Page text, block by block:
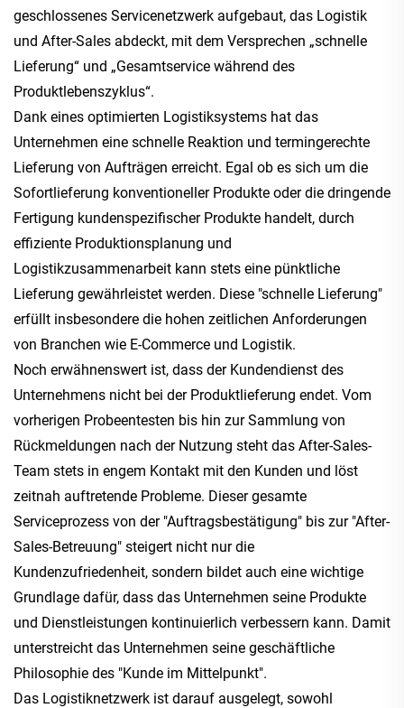
geschlossenes Servicenetzwerk aufgebaut, das Logistik
und After-Sales abdeckt, mit dem Versprechen „schnelle
Lieferung“ und „Gesamtservice während des
Produktlebenszyklus“.
Dank eines optimierten Logistiksystems hat das
Unternehmen eine schnelle Reaktion und termingerechte
Lieferung von Aufträgen erreicht. Egal ob es sich um die
Sofortlieferung konventioneller Produkte oder die dringende
Fertigung kundenspezifischer Produkte handelt, durch
effiziente Produktionsplanung und
Logistikzusammenarbeit kann stets eine pünktliche
Lieferung gewährleistet werden. Diese "schnelle Lieferung"
erfüllt insbesondere die hohen zeitlichen Anforderungen
von Branchen wie E-Commerce und Logistik.
Noch erwähnenswert ist, dass der Kundendienst des
Unternehmens nicht bei der Produktlieferung endet. Vom
vorherigen Probeentesten bis hin zur Sammlung von
Rückmeldungen nach der Nutzung steht das After-Sales-
Team stets in engem Kontakt mit den Kunden und löst
zeitnah auftretende Probleme. Dieser gesamte
Serviceprozess von der "Auftragsbestätigung" bis zur "After-
Sales-Betreuung" steigert nicht nur die
Kundenzufriedenheit, sondern bildet auch eine wichtige
Grundlage dafür, dass das Unternehmen seine Produkte
und Dienstleistungen kontinuierlich verbessern kann. Damit
unterstreicht das Unternehmen seine geschäftliche
Philosophie des "Kunde im Mittelpunkt".
Das Logistiknetzwerk ist darauf ausgelegt, sowohl